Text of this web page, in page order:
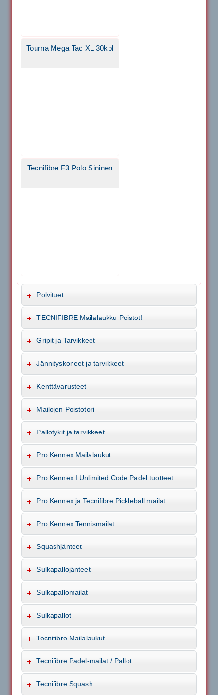
Tourna Mega Tac XL 30kpl
Tecnifibre F3 Polo Sininen
Polvituet
TECNIFIBRE Mailalaukku Poistot!
Gripit ja Tarvikkeet
Jännityskoneet ja tarvikkeet
Kenttävarusteet
Mailojen Poistotori
Pallotykit ja tarvikkeet
Pro Kennex Mailalaukut
Pro Kennex I Unlimited Code Padel tuotteet
Pro Kennex ja Tecnifibre Pickleball mailat
Pro Kennex Tennismailat
Squashjänteet
Sulkapallojänteet
Sulkapallomailat
Sulkapallot
Tecnifibre Mailalaukut
Tecnifibre Padel-mailat / Pallot
Tecnifibre Squash